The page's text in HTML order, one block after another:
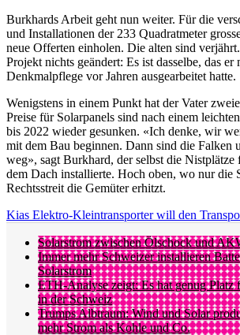
Burkhards Arbeit geht nun weiter. Für die
und Installationen der 233 Quadratmeter
neue Offerten einholen. Die alten sind
Projekt nichts geändert: Es ist dasselbe, das er
Denkmalpflege vor Jahren ausgearbeitet hatte.
Wenigstens in einem Punkt hat der Vater
Preise für Solarpanels sind nach einem
bis 2022 wieder gesunken. «Ich denke, wir
mit dem Bau beginnen. Dann sind die Falken
weg», sagt Burkhard, der selbst die Nistplätze
dem Dach installierte. Hoch oben, wo nur die
Rechtsstreit die Gemüter erhitzt.
Kias Elektro-Kleintransporter will den
Solarstrom zwischen Ölschock und
Immer mehr Schweizer installieren
Solarstrom
ETH-Analyse zeigt: Es hat genug Platz
in der Schweiz
Trumps Albtraum: Wind und Solar
mehr Strom als Kohle und Co.